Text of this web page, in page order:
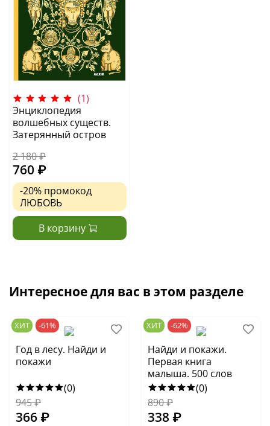
(1)
Энциклопедия
волшебных существ.
Затерянный остров
2 180 ₽
760 ₽
-20% промокод
ЛЮБОВЬ
В корзину
Интересное для вас в этом разделе
ХИТ -61%
Год в лесу. Найди и
покажи
(0)
945₽
366 ₽
ХИТ -62%
Найди и покажи.
Первая книга
малыша. 500 слов
(0)
890₽
338 ₽